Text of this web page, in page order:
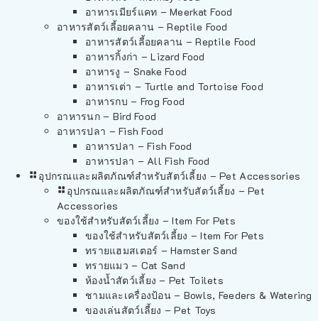
อาหารเมียร์แคท – Meerkat Food
อาหารสัตว์เลี้อยคลาน – Reptile Food
อาหารสัตว์เลี้อยคลาน – Reptile Food
อาหารกิ้งก่า – Lizard Food
อาหารงู – Snake Food
อาหารเต่า – Turtle and Tortoise Food
อาหารกบ – Frog Food
อาหารนก – Bird Food
อาหารปลา – Fish Food
อาหารปลา – Fish Food
อาหารปลา – All Fish Food
อุปกรณและผลิตภัณฑ์สำหรับสัตว์เลี้ยง – Pet Accessories
อุปกรณและผลิตภัณฑ์สำหรับสัตว์เลี้ยง – Pet
Accessories
ของใช้สำหรับสัตว์เลี้ยง – Item For Pets
ของใช้สำหรับสัตว์เลี้ยง – Item For Pets
ทรายแฮมสเตอร์ – Hamster Sand
ทรายแมว – Cat Sand
ห้องน้ำสัตว์เลี้ยง – Pet Toilets
ชามและเครื่องป้อน – Bowls, Feeders & Watering
ของเล่นสัตว์เลี้ยง – Pet Toys